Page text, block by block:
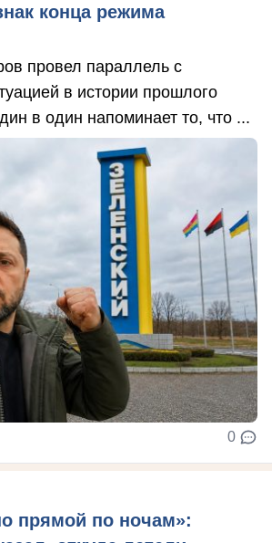
конца режима
провел параллель с
в истории прошлого
в один напоминает то, что ...
0
прямой по ночам»: